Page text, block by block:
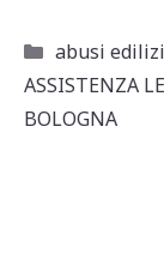
at
s
A
c
e
b
Categorie
abusi
ASSISTENZA
BOLOGNA